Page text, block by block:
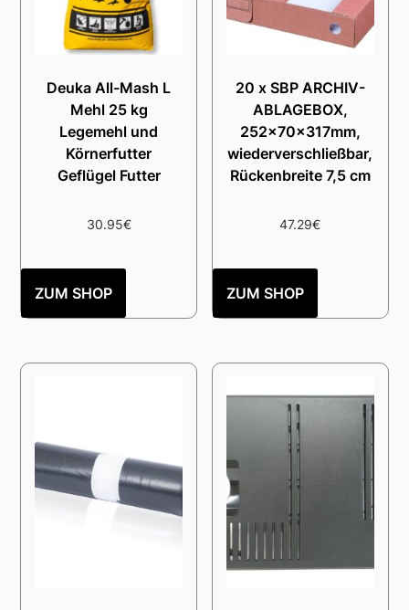
Deuka All-Mash L
Mehl 25 kg
Legemehl und
Körnerfutter
Geflügel Futter
30.95€
ZUM SHOP
20 x SBP ARCHIV-
ABLAGEBOX,
252x70x317mm,
wiederverschließbar,
Rückenbreite 7,5 cm
47.29€
ZUM SHOP